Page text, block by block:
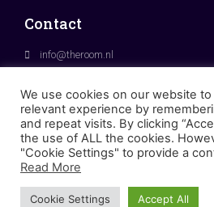
Contact
info@theroom.nl
© the ROOM B.V. –
We use cookies on our website
relevant experience by
and repeat visits. By clicking
the use of ALL the cookies.
"Cookie Settings" to provide a
Read More
Cookie Settings Accept All